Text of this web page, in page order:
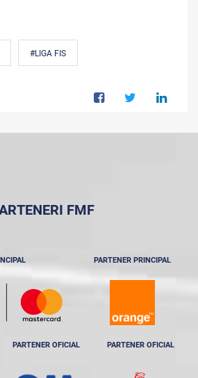
#LIGA FIS
FMF
PARTENER PRINCIPAL
PARTENER OFICIAL PARTENER OFICIAL